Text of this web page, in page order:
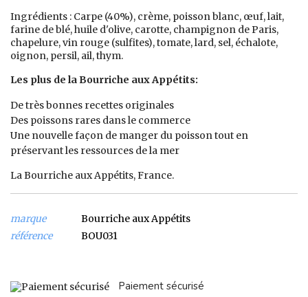
Ingrédients : Carpe (40%), crème, poisson blanc, œuf, lait,
farine de blé, huile d'olive, carotte, champignon de Paris,
chapelure, vin rouge (sulfites), tomate, lard, sel, échalote,
oignon, persil, ail, thym.
Les plus de la Bourriche aux Appétits:
De très bonnes recettes originales
Des poissons rares dans le commerce
Une nouvelle façon de manger du poisson tout en
préservant les ressources de la mer
La Bourriche aux Appétits, France.
marque
Bourriche aux Appétits
référence
BOU031
Paiement sécurisé